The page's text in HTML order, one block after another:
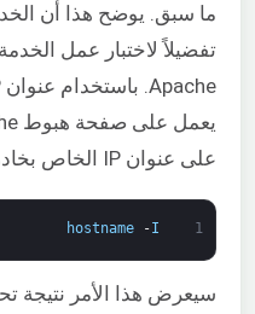
ما سبق. يوضح هذا أن
تفضيلاً لاختبار عمل
على عنوان IP الخاص بخادمك إذا لم تكن تعرفه بالفعل:
1
hostname -I